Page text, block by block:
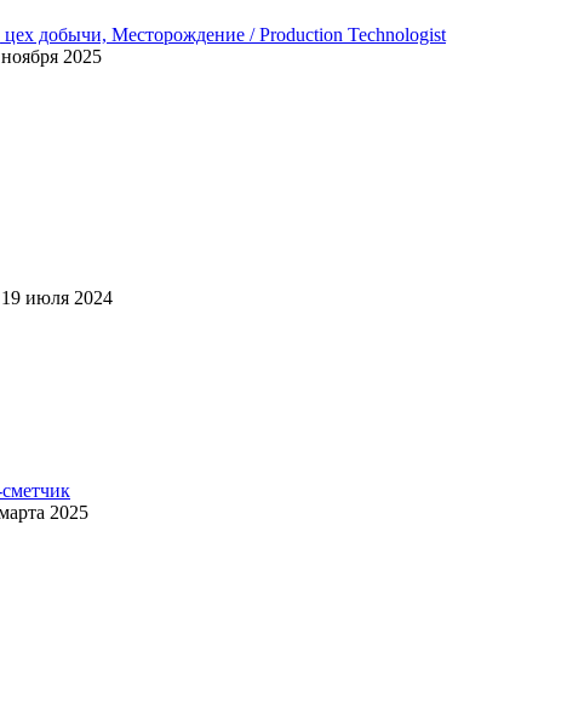
цех добычи, Месторождение / Production Technologist
2025
19 июля 2024
2025